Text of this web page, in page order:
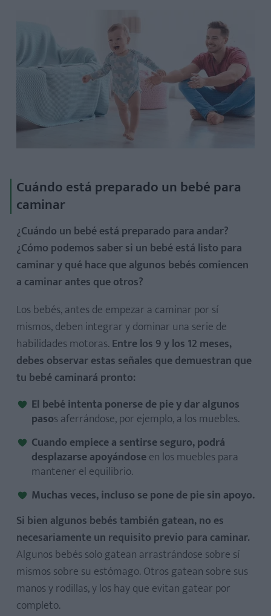
¿Qué causa el retraso en caminar en los bebés?
¿Cuáles son los primeros indicadores de retraso en la
marcha?
¿Cuándo debo consultar con el médico?
Cuándo está preparado un bebé para
caminar
¿Cuándo un bebé está preparado para andar?
¿Cómo podemos saber si un bebé está listo para
caminar y qué hace que algunos bebés comiencen
a caminar antes que otros?
Los bebés, antes de empezar a caminar por sí
mismos, deben integrar y dominar una serie de
habilidades motoras. Entre los 9 y los 12 meses,
debes observar estas señales que demuestran que
tu bebé caminará pronto:
El bebé intenta ponerse de pie y dar algunos
pasos aferrándose, por ejemplo, a los muebles.
Cuando empiece a sentirse seguro, podrá
desplazarse apoyándoseen los muebles para
mantener el equilibrio.
Muchas veces, incluso se pone de pie sin apoyo.
Si bien algunos bebés también gatean, no es
necesariamente un requisito previo para caminar.
Algunos bebés solo gatean arrastrándose sobre sí
mismos sobre su estómago. Otros gatean sobre sus
manos y rodillas, y los hay que evitan gatear por
completo.